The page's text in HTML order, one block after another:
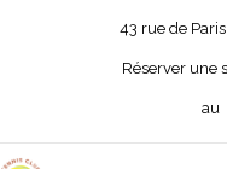
43 rue de
Réserver une
au